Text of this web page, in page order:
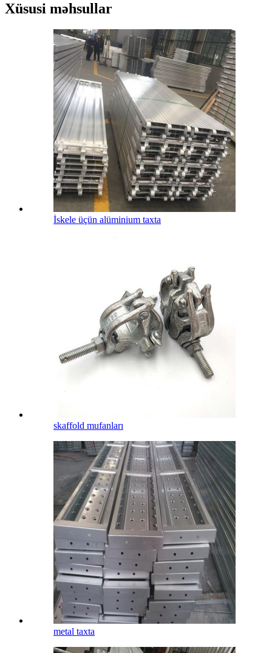
Xüsusi məhsullar
İskele üçün alüminium taxta
skaffold mufanları
metal taxta